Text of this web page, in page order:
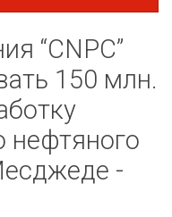
“CNPC”
150 млн.
нефтяного
-